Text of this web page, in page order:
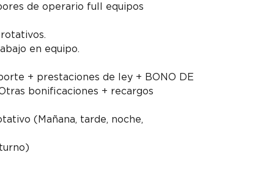
de operario full equipos
en equipo.
+ prestaciones de ley + BONO DE
bonificaciones + recargos
(Mañana, tarde, noche,